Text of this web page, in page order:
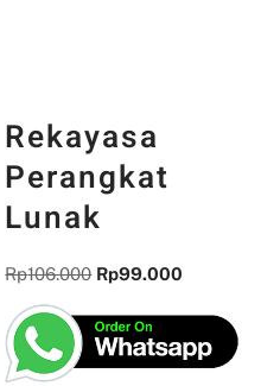
Rekayasa
Perangkat
Lunak
Rp106.000 Rp99.000